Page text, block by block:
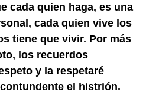
cada quien haga, es una
cada quien vive los
tiene que vivir. Por más
los recuerdos
y la respetaré
el histrión.